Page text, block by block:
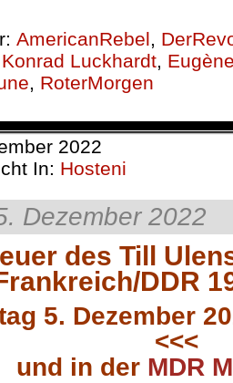
AmericanRebel,
Luckhardt,
, RoterMorgen
2022
In: Hosteni
Dezember 2022
des Till
DDR
5. Dezember
<<<
und in der MDR